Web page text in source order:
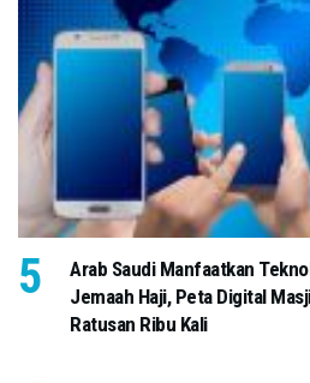
Arab Saudi Manfaatkan
Jemaah Haji, Peta Digital
Ratusan Ribu Kali